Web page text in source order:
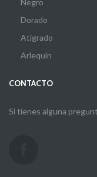
Negro
Dorado
Atigrado
Arlequín
CONTACTO
Si tienes alguna